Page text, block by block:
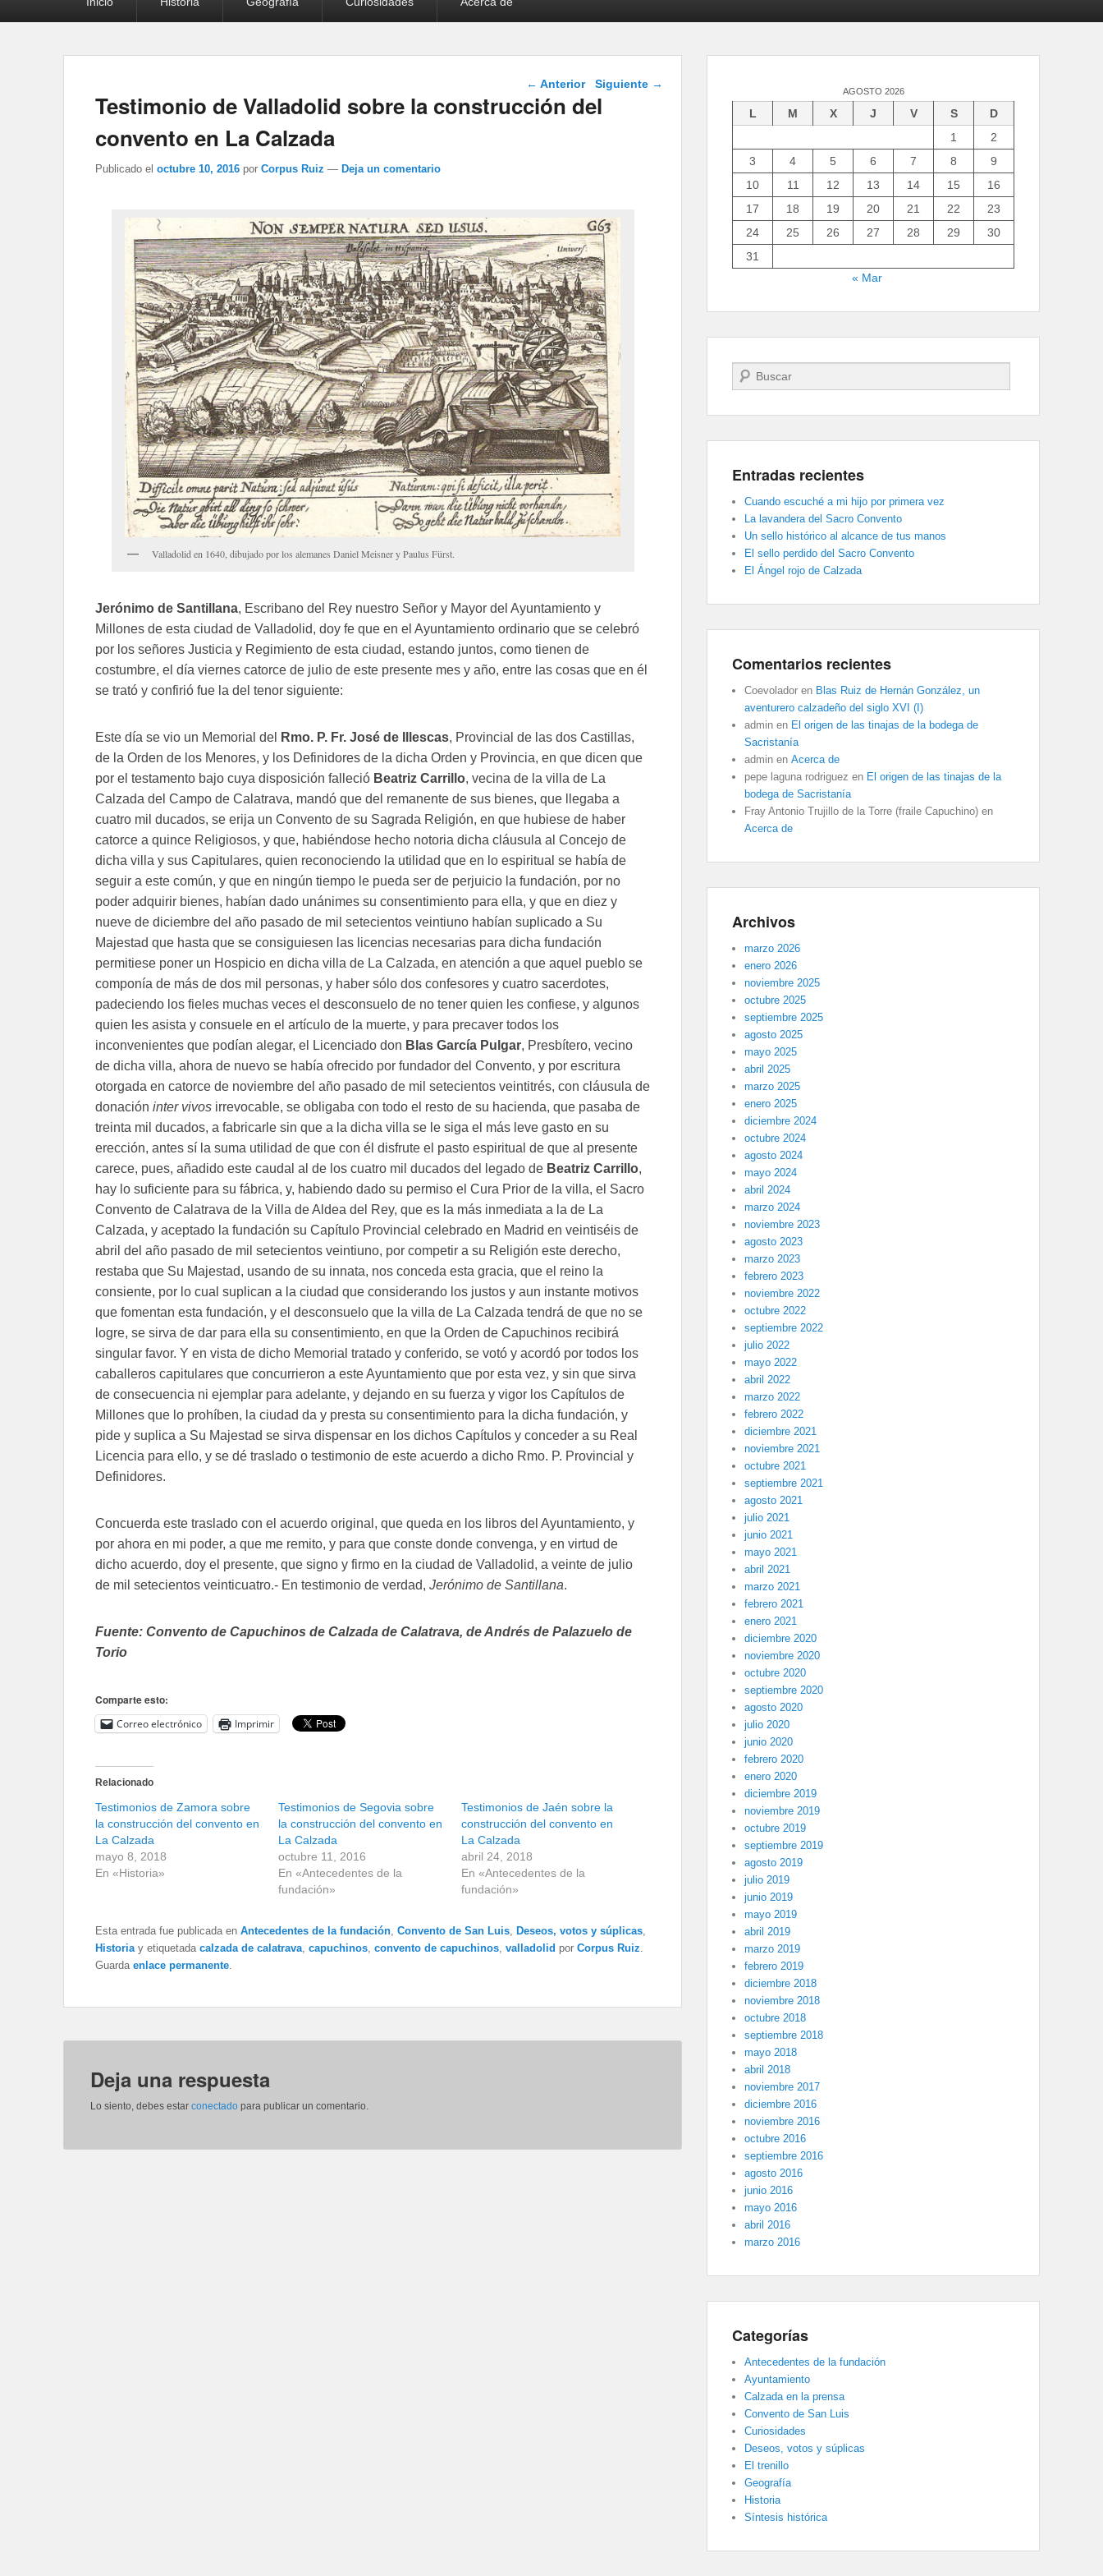
Navegación de
← Anterior Siguiente →
Testimonio de Valladolid sobre la construcción del
convento en La Calzada
Publicado el octubre 10, 2016 por Corpus Ruiz — Deja un comentario
Valladolid en 1640, dibujado por los alemanes Daniel Meisner y Paulus Fürst.
Jerónimo de Santillana, Escribano del Rey nuestro Señor y Mayor del Ayuntamiento y
Millones de esta ciudad de Valladolid, doy fe que en el Ayuntamiento ordinario que se celebró
por los señores Justicia y Regimiento de esta ciudad, estando juntos, como tienen de
costumbre, el día viernes catorce de julio de este presente mes y año, entre las cosas que en él
se trató y confirió fue la del tenor siguiente:
Este día se vio un Memorial del Rmo. P. Fr. José de Illescas, Provincial de las dos Castillas,
de la Orden de los Menores, y los Definidores de la dicha Orden y Provincia, en que dicen que
por el testamento bajo cuya disposición falleció Beatriz Carrillo, vecina de la villa de La
Calzada del Campo de Calatrava, mandó que del remanente de sus bienes, que llegaba a
cuatro mil ducados, se erija un Convento de su Sagrada Religión, en que hubiese de haber
catorce a quince Religiosos, y que, habiéndose hecho notoria dicha cláusula al Concejo de
dicha villa y sus Capitulares, quien reconociendo la utilidad que en lo espiritual se había de
seguir a este común, y que en ningún tiempo le pueda ser de perjuicio la fundación, por no
poder adquirir bienes, habían dado unánimes su consentimiento para ella, y que en diez y
nueve de diciembre del año pasado de mil setecientos veintiuno habían suplicado a Su
Majestad que hasta que se consiguiesen las licencias necesarias para dicha fundación
permitiese poner un Hospicio en dicha villa de La Calzada, en atención a que aquel pueblo se
componía de más de dos mil personas, y haber sólo dos confesores y cuatro sacerdotes,
padeciendo los fieles muchas veces el desconsuelo de no tener quien les confiese, y algunos
quien les asista y consuele en el artículo de la muerte, y para precaver todos los
inconvenientes que podían alegar, el Licenciado don Blas García Pulgar, Presbítero, vecino
de dicha villa, ahora de nuevo se había ofrecido por fundador del Convento, y por escritura
otorgada en catorce de noviembre del año pasado de mil setecientos veintitrés, con cláusula de
donación inter vivos irrevocable, se obligaba con todo el resto de su hacienda, que pasaba de
treinta mil ducados, a fabricarle sin que a la dicha villa se le siga el más leve gasto en su
erección, antes sí la suma utilidad de que con él disfrute el pasto espiritual de que al presente
carece, pues, añadido este caudal al de los cuatro mil ducados del legado de Beatriz Carrillo,
hay lo suficiente para su fábrica, y, habiendo dado su permiso el Cura Prior de la villa, el Sacro
Convento de Calatrava de la Villa de Aldea del Rey, que es la más inmediata a la de La
Calzada, y aceptado la fundación su Capítulo Provincial celebrado en Madrid en veintiséis de
abril del año pasado de mil setecientos veintiuno, por competir a su Religión este derecho,
restaba que Su Majestad, usando de su innata, nos conceda esta gracia, que el reino la
consiente, por lo cual suplican a la ciudad que considerando los justos y aun instante motivos
que fomentan esta fundación, y el desconsuelo que la villa de La Calzada tendrá de que no se
logre, se sirva de dar para ella su consentimiento, en que la Orden de Capuchinos recibirá
singular favor. Y en vista de dicho Memorial tratado y conferido, se votó y acordó por todos los
caballeros capitulares que concurrieron a este Ayuntamiento que por esta vez, y sin que sirva
de consecuencia ni ejemplar para adelante, y dejando en su fuerza y vigor los Capítulos de
Millones que lo prohíben, la ciudad da y presta su consentimiento para la dicha fundación, y
pide y suplica a Su Majestad se sirva dispensar en los dichos Capítulos y conceder a su Real
Licencia para ello, y se dé traslado o testimonio de este acuerdo a dicho Rmo. P. Provincial y
Definidores.
Concuerda este traslado con el acuerdo original, que queda en los libros del Ayuntamiento, y
por ahora en mi poder, a que me remito, y para que conste donde convenga, y en virtud de
dicho acuerdo, doy el presente, que signo y firmo en la ciudad de Valladolid, a veinte de julio
de mil setecientos veinticuatro.- En testimonio de verdad, Jerónimo de Santillana.
Fuente: Convento de Capuchinos de Calzada de Calatrava, de Andrés de Palazuelo de
Torio
Comparte esto:
Correo electrónico Imprimir
Relacionado
Testimonios de Zamora sobre
la construcción del convento en
La Calzada
mayo 8, 2018
En «Historia»
Testimonios de Segovia sobre
la construcción del convento en
La Calzada
octubre 11, 2016
En «Antecedentes de la
fundación»
Testimonios de Jaén sobre la
construcción del convento en
La Calzada
abril 24, 2018
En «Antecedentes de la
fundación»
Esta entrada fue publicada en Antecedentes de la fundación Convento de San Luis Deseos, votos y súplicas
Historia y etiquetada calzada de calatrava capuchinos convento de capuchinos valladolid por Corpus Ruiz
Guarda enlace permanente
Deja una respuesta
Lo siento, debes estar conectado para publicar un comentario.
AGOSTO 2026
L M X J V S
D
1
2
3
4 5 6 7 8
9
10
11 12 13 14 15
16
17
18 19 20 21 22
23
24
25 26 27 28 29
30
31
« Mar
Buscar
Entradas recientes
Cuando escuché a mi hijo por primera vez
La lavandera del Sacro Convento
Un sello histórico al alcance de tus manos
El sello perdido del Sacro Convento
El Ángel rojo de Calzada
Comentarios recientes
Coevolador en Blas Ruiz de Hernán González, un
aventurero calzadeño del siglo XVI (I)
admin en El origen de las tinajas de la bodega de
Sacristanía
admin en Acerca de
pepe laguna rodriguez en El origen de las tinajas de la
bodega de Sacristanía
Fray Antonio Trujillo de la Torre (fraile Capuchino) en
Acerca de
Archivos
marzo 2026
enero 2026
noviembre 2025
octubre 2025
septiembre 2025
agosto 2025
mayo 2025
abril 2025
marzo 2025
enero 2025
diciembre 2024
octubre 2024
agosto 2024
mayo 2024
abril 2024
marzo 2024
noviembre 2023
agosto 2023
marzo 2023
febrero 2023
noviembre 2022
octubre 2022
septiembre 2022
julio 2022
mayo 2022
abril 2022
marzo 2022
febrero 2022
diciembre 2021
noviembre 2021
octubre 2021
septiembre 2021
agosto 2021
julio 2021
junio 2021
mayo 2021
abril 2021
marzo 2021
febrero 2021
enero 2021
diciembre 2020
noviembre 2020
octubre 2020
septiembre 2020
agosto 2020
julio 2020
junio 2020
febrero 2020
enero 2020
diciembre 2019
noviembre 2019
octubre 2019
septiembre 2019
agosto 2019
julio 2019
junio 2019
mayo 2019
abril 2019
marzo 2019
febrero 2019
diciembre 2018
noviembre 2018
octubre 2018
septiembre 2018
mayo 2018
abril 2018
noviembre 2017
diciembre 2016
noviembre 2016
octubre 2016
septiembre 2016
agosto 2016
junio 2016
mayo 2016
abril 2016
marzo 2016
Categorías
Antecedentes de la fundación
Ayuntamiento
Calzada en la prensa
Convento de San Luis
Curiosidades
Deseos, votos y súplicas
El trenillo
Geografía
Historia
Síntesis histórica